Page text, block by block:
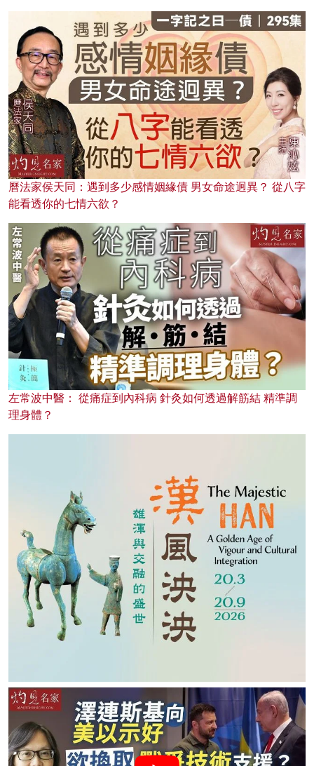
曆法家侯天同：遇到多少感情姻緣債 男女命途迥異？ 從八字
能看透你的七情六欲？
左常波中醫： 從痛症到內科病 針灸如何透過解筋結 精準調
理身體？